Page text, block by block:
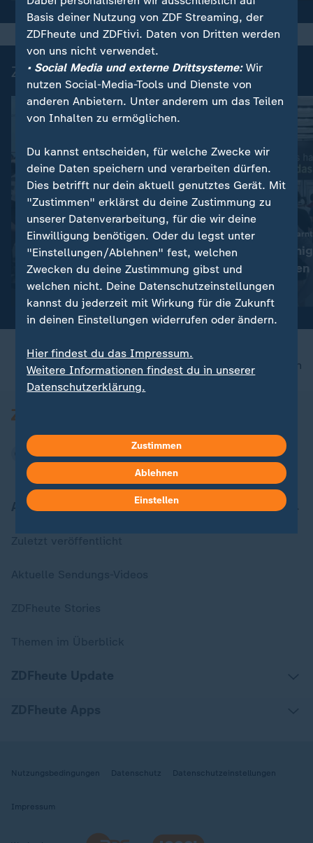
Zuletzt auf ZDFheute veröffentlicht
186 davon im Gazastreifen:
2025 starben weltweit 350
humanitäre Helfer
mit Video 2:39
Tourismusbranche
Bisher nur
Grenzkontrollen
Italien und
mit Video0:19
nach oben
Aktuell bei ZDFheute
Nutzungsbedingungen Datenschutz Datenschutzeinstellungen
Impressum
Basis deiner Nutzung von ZDF Streaming, der
ZDFheute und ZDFtivi. Daten von Dritten werden
von uns nicht verwendet.
• Social Media und externe Drittsysteme:Wir
nutzen Social-Media-Tools und Dienste von
anderen Anbietern. Unter anderem um das Teilen
von Inhalten zu ermöglichen.
Du kannst entscheiden, für welche Zwecke wir
deine Daten speichern und verarbeiten dürfen.
Dies betrifft nur dein aktuell genutztes Gerät. Mit
"Zustimmen" erklärst du deine Zustimmung zu
unserer Datenverarbeitung, für die wir deine
Einwilligung benötigen. Oder du legst unter
"Einstellungen/Ablehnen" fest, welchen
Zwecken du deine Zustimmung gibst und
welchen nicht. Deine Datenschutzeinstellungen
kannst du jederzeit mit Wirkung für die Zukunft
in deinen Einstellungen widerrufen oder ändern.
Hier findest du das Impressum.
Weitere Informationen findest du in unserer
Datenschutzerklärung.
Zustimmen
Ablehnen
Einstellen